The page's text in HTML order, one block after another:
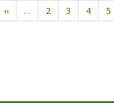
Oldalszámozás
oldal
‹‹Előző oldal
… 2 3 4 5